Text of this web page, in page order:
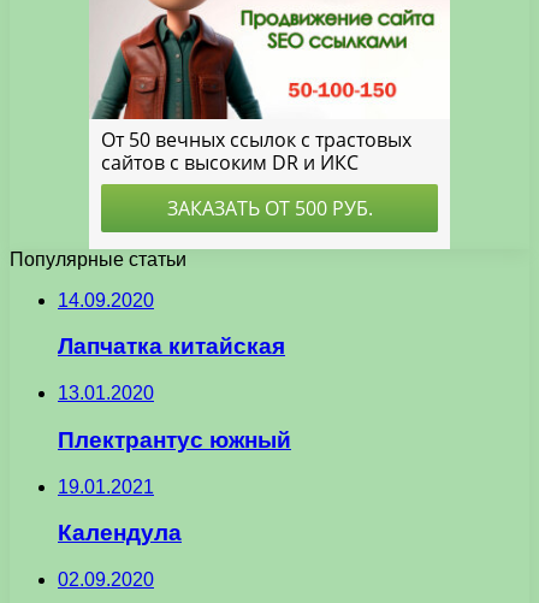
Популярные статьи
14.09.2020
Лапчатка китайская
13.01.2020
Плектрантус южный
19.01.2021
Календула
02.09.2020